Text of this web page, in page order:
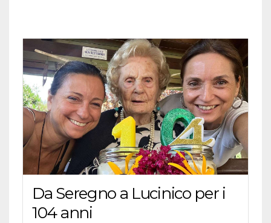
Da Seregno a Lucinico per i
104 anni